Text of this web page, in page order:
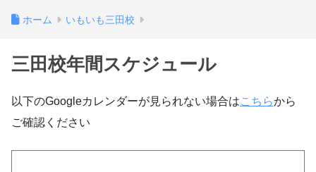
ホーム いもいも三田校
三田校年間スケジュール
以下のGoogleカレンダーが見られない場合はこちらから
ご確認ください